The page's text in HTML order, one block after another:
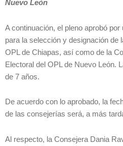
Nuevo León
A continuación, el pleno aprobó
para la selección y designación de
OPL de Chiapas, así como de la
Electoral del OPL de Nuevo León.
de 7 años.
De acuerdo con lo aprobado, la
de las consejerías será, a más
Al respecto, la Consejera Dania